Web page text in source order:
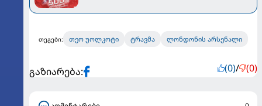
თეგები: თეო უოლკოტი ტრავმა ლონდონის არსენალი
გაზიარება: (0)/ (0)